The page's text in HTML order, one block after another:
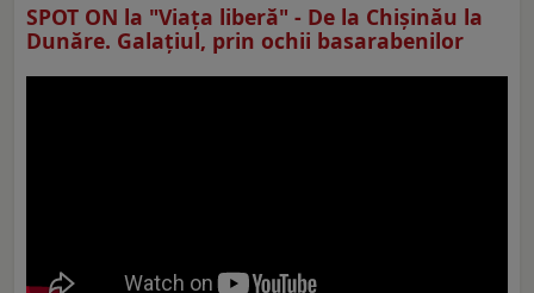
SPOT ON la "Viaţa liberă" - De la Chișinău la
Dunăre. Galațiul, prin ochii basarabenilor